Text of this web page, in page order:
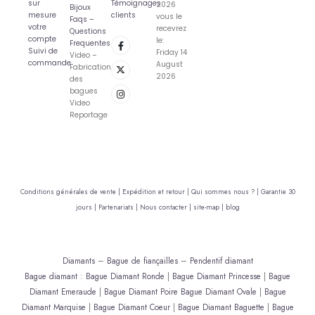
sur
mesure
votre
compte
Suivi de
commande
Bijoux
Faqs –
Questions
Frequentes
Video –
Fabrication
des
bagues
Video
Reportage
Témoignages
clients
2026
vous le
recevrez
le:
Friday 14
August
2026
Conditions générales de vente | Expédition et retour | Qui sommes nous ? | Garantie 30
jours | Partenariats | Nous contacter | site-map | blog
Diamants– Bague de fiançailles– Pendentif diamant
Bague diamant : Bague Diamant Ronde | Bague Diamant Princesse | Bague
Diamant Emeraude | Bague Diamant Poire Bague Diamant Ovale | Bague
Diamant Marquise | Bague Diamant Coeur| Bague Diamant Baguette | Bague